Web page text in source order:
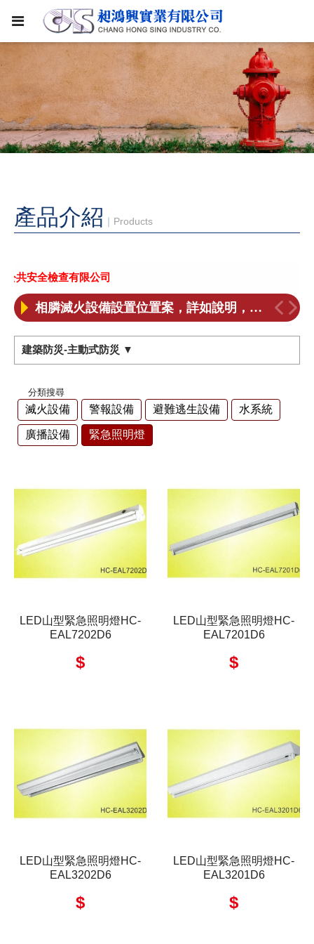
產品介紹 ｜Products
共安全檢查有限公司
相膦滅火設備設置位置案，詳如說明，靖查照
建築防災-主動式防災 ▼
分類搜尋
滅火設備 警報設備 避難逃生設備 水系統
廣播設備 緊急照明燈
LED山型緊急照明燈HC-
EAL7202D6
$
LED山型緊急照明燈HC-
EAL7201D6
$
LED山型緊急照明燈HC-
EAL3202D6
$
LED山型緊急照明燈HC-
EAL3201D6
$